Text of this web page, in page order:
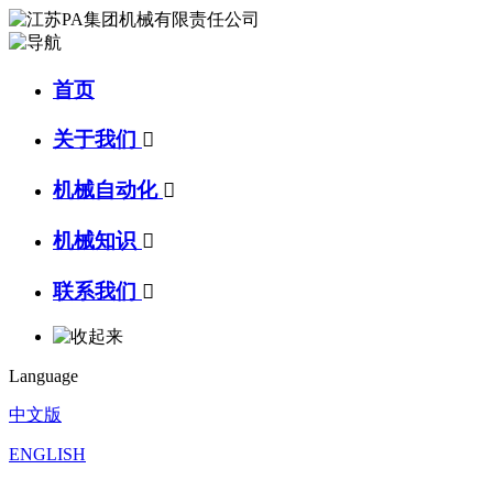
首页
关于我们 
机械自动化 
机械知识 
联系我们 
Language
中文版
ENGLISH